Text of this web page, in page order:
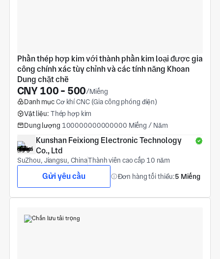
Phần thép hợp kim với thành phần kim loại được gia
công chính xác tùy chỉnh và các tính năng Khoan
Dung chặt chẽ
CNY 100 - 500/Miếng
Danh mụcCơ khí CNC (Gia công phóng điện)
Vật liệu: Thép hợp kim
Dung lượng 100000000000000 Miếng / Năm
Kunshan Feixiong Electronic Technology
Co., Ltd
SuZhou, Jiangsu, ChinaThành viên cao cấp 10 năm
Gửi yêu cầu Đơn hàng tối thiểu:5 Miếng